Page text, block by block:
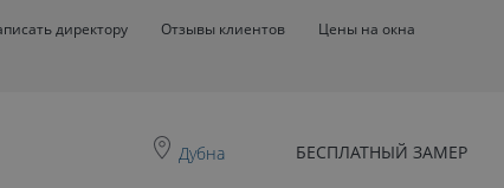
директору Отзывы клиентов
Цены на окна
Дубна БЕСПЛАТНЫЙ ЗАМЕР